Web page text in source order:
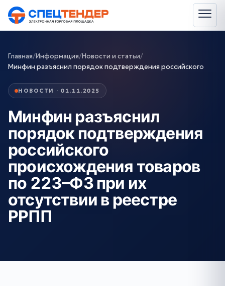
Главная/Информация/Новости и статьи/
Минфин разъяснил порядок подтверждения российского
НОВОСТИ · 01.11.2025
Минфин разъяснил
порядок подтверждения
российского
происхождения товаров
по 223–ФЗ при их
отсутствии в реестре
РРПП